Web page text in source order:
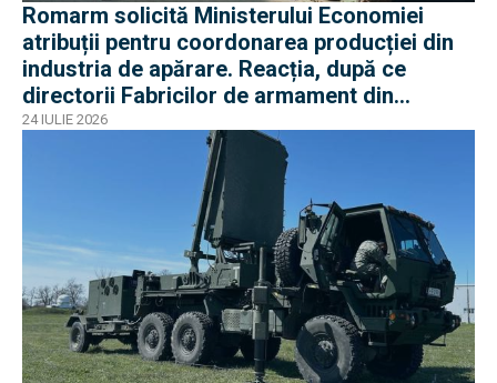
Romarm solicită Ministerului Economiei
atribuții pentru coordonarea producției din
industria de apărare. Reacția, după ce
directorii Fabricilor de armament din
București și Plopeni au fost reținuți de DNA
24 IULIE 2026